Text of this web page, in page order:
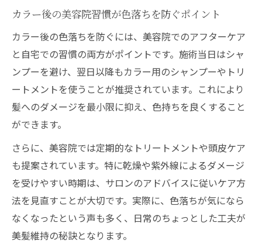
カラー後の美容院習慣が色落ちを防ぐポイント
カラー後の色落ちを防ぐには、美容院でのアフターケア
と自宅での習慣の両方がポイントです。施術当日はシャ
ンプーを避け、翌日以降もカラー用のシャンプーやトリ
ートメントを使うことが推奨されています。これにより
髪へのダメージを最小限に抑え、色持ちを良くすること
ができます。
さらに、美容院では定期的なトリートメントや頭皮ケア
も提案されています。特に乾燥や紫外線によるダメージ
を受けやすい時期は、サロンのアドバイスに従いケア方
法を見直すことが大切です。実際に、色落ちが気になら
なくなったという声も多く、日常のちょっとした工夫が
美髪維持の秘訣となります。